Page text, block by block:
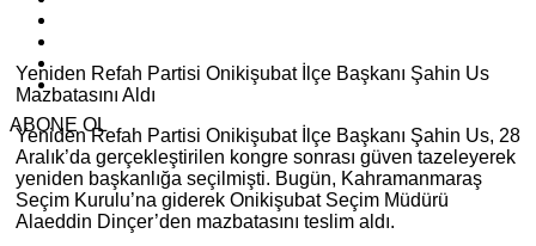
ABONE OL
Yeniden Refah Partisi Onikişubat İlçe Başkanı Şahin Us
Mazbatasını Aldı
Yeniden Refah Partisi Onikişubat İlçe Başkanı Şahin Us, 28
Aralık’da gerçekleştirilen kongre sonrası güven tazeleyerek
yeniden başkanlığa seçilmişti. Bugün, Kahramanmaraş
Seçim Kurulu’na giderek Onikişubat Seçim Müdürü
Alaeddin Dinçer’den mazbatasını teslim aldı.